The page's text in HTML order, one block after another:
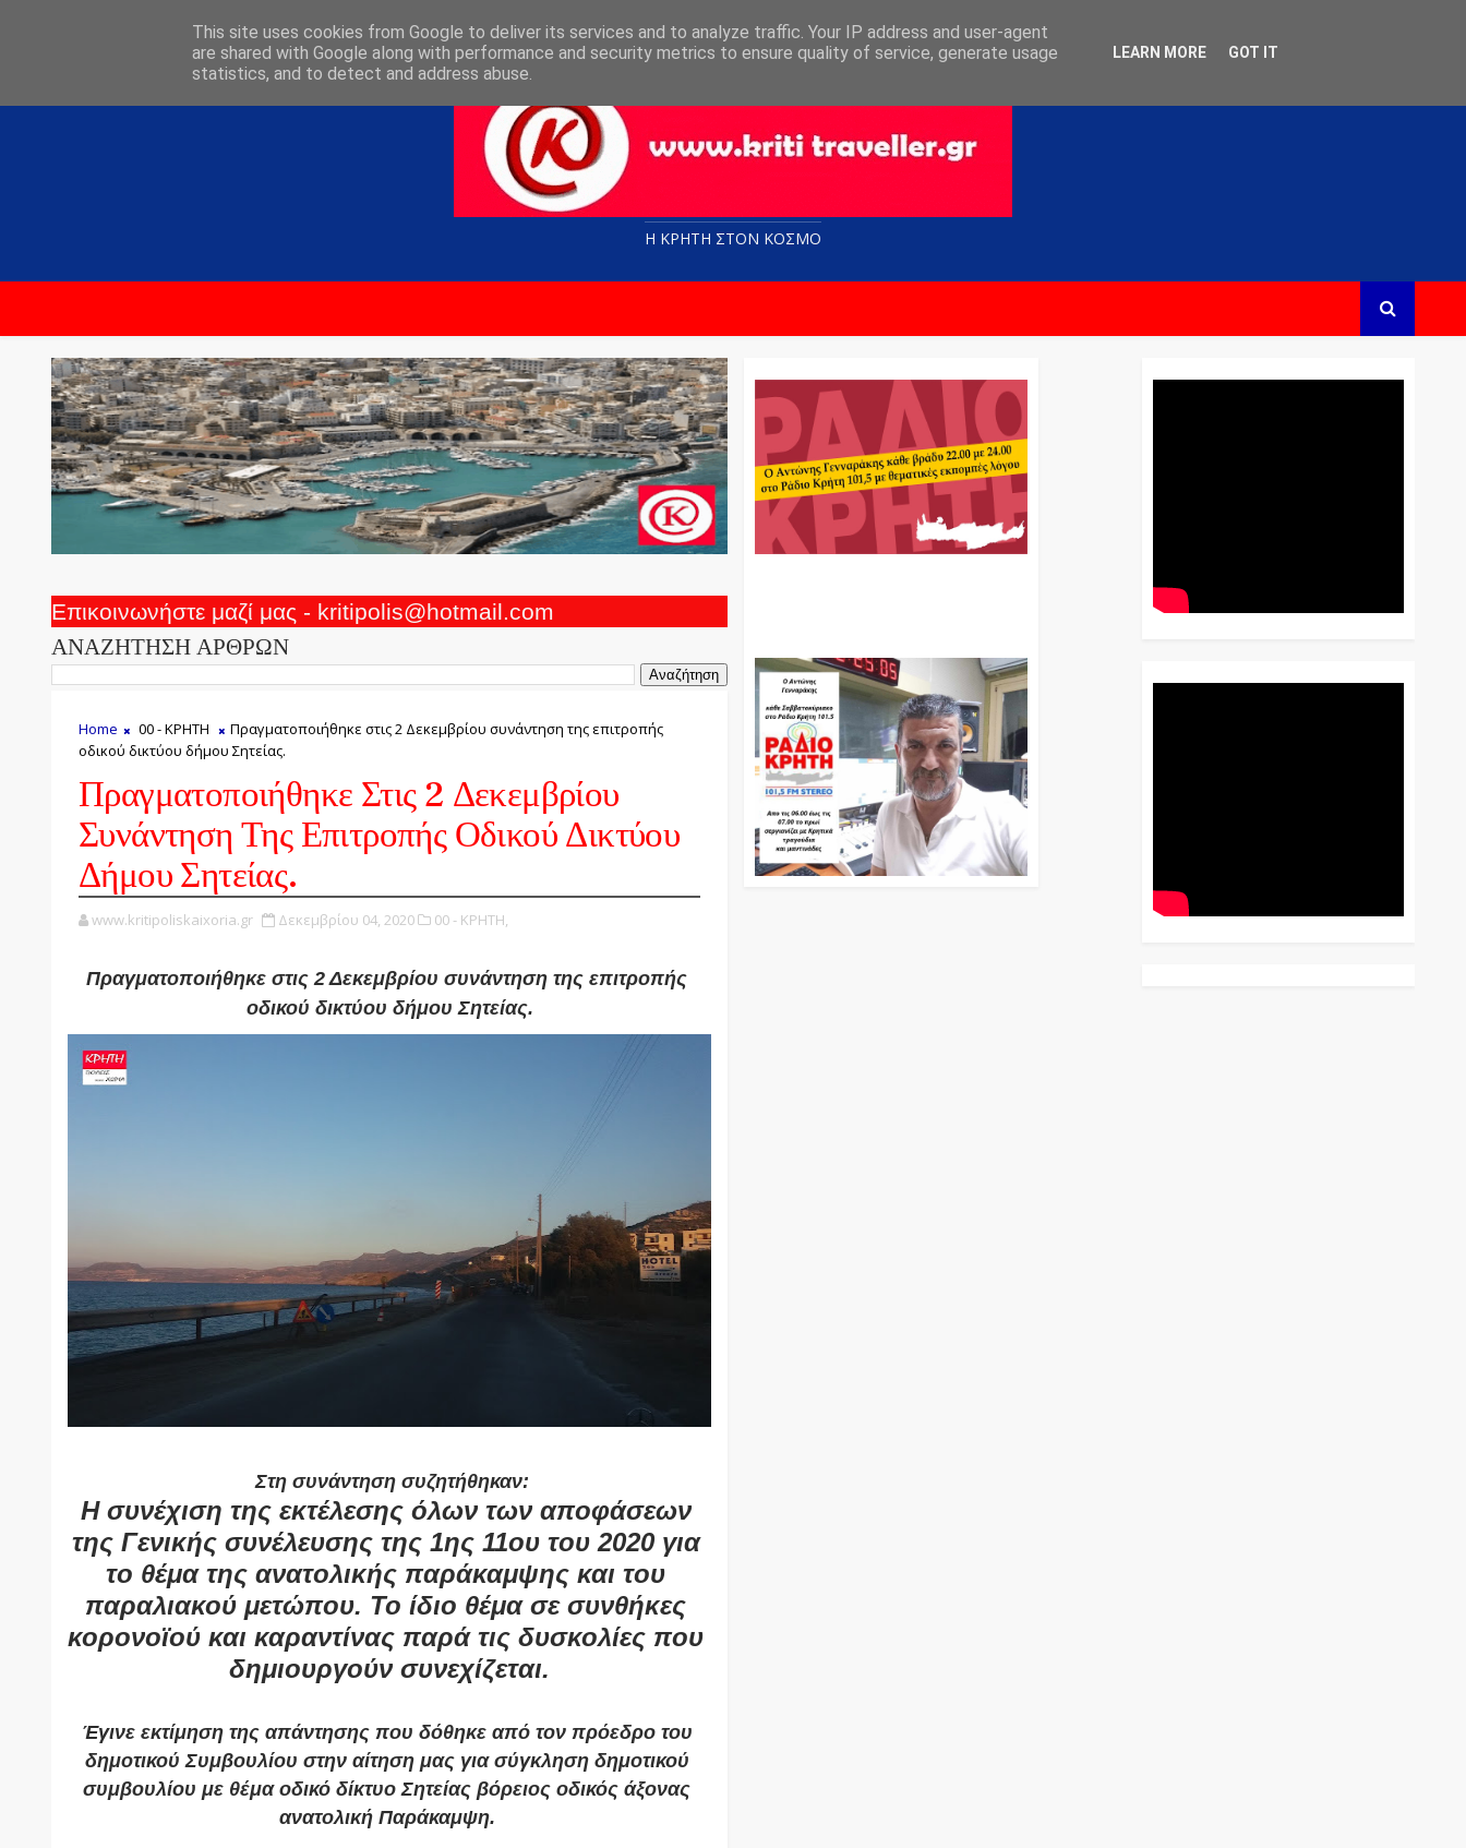
Η ΚΡΗΤΗ ΣΤΟN KOΣΜΟ
Επικοινωνήστε μαζί μας - kritipolis@hotmail.com
ΑΝΑΖΗΤΗΣΗ ΑΡΘΡΩΝ
Home 00 - ΚΡΗΤΗ
Πραγματοποιήθηκε στις 2 Δεκεμβρίου συνάντηση της επιτροπής
οδικού δικτύου δήμου Σητείας.
Πραγματοποιήθηκε Στις 2 Δεκεμβρίου
Συνάντηση Της Επιτροπής Οδικού Δικτύου
Δήμου Σητείας.
www.kritipoliskaixoria.gr Δεκεμβρίου 04, 2020 00 - ΚΡΗΤΗ,
Πραγματοποιήθηκε στις 2 Δεκεμβρίου συνάντηση της επιτροπής
οδικού δικτύου δήμου Σητείας.
Στη συνάντηση συζητήθηκαν:
Η συνέχιση της εκτέλεσης όλων των αποφάσεων
της Γενικής συνέλευσης της 1ης 11ου του 2020 για
το θέμα της ανατολικής παράκαμψης και του
παραλιακού μετώπου. Το ίδιο θέμα σε συνθήκες
κορονοϊού και καραντίνας παρά τις δυσκολίες που
δημιουργούν συνεχίζεται.
Έγινε εκτίμηση της απάντησης που δόθηκε από τον πρόεδρο του
δημοτικού Συμβουλίου στην αίτηση μας για σύγκληση δημοτικού
συμβουλίου με θέμα οδικό δίκτυο Σητείας βόρειος οδικός άξονας
ανατολική Παράκαμψη.
This site uses cookies from Google to deliver its services and to analyze traffic. Your IP address and user-agent
are shared with Google along with performance and security metrics to ensure quality of service, generate usage
statistics, and to detect and address abuse.
LEARN MORE GOT IT